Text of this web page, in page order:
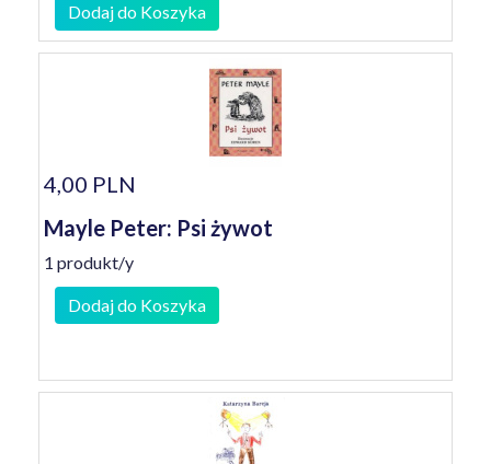
Dodaj do Koszyka
4,00 PLN
Mayle Peter: Psi żywot
1 produkt/y
Dodaj do Koszyka